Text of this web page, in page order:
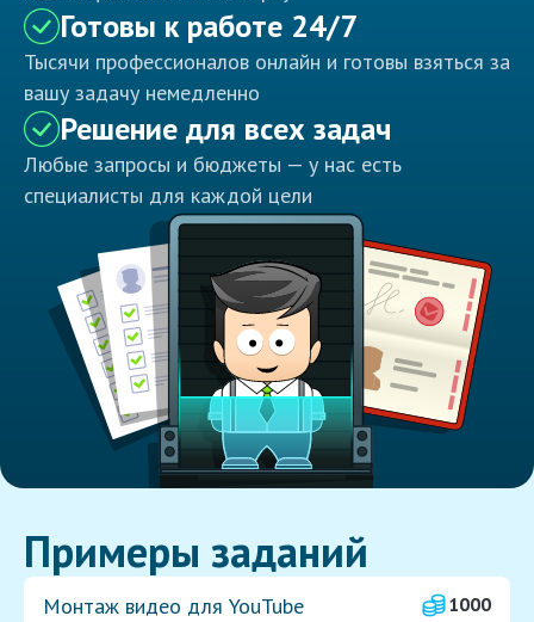
Готовы к работе 24/7
Тысячи профессионалов онлайн и готовы взяться за
вашу задачу немедленно
Решение для всех задач
Любые запросы и бюджеты — у нас есть
специалисты для каждой цели
Примеры заданий
Монтаж видео для YouTube
1000